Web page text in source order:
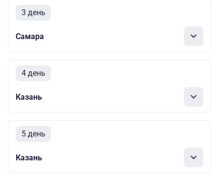
3 день
Самара
4 день
Казань
5 день
Казань